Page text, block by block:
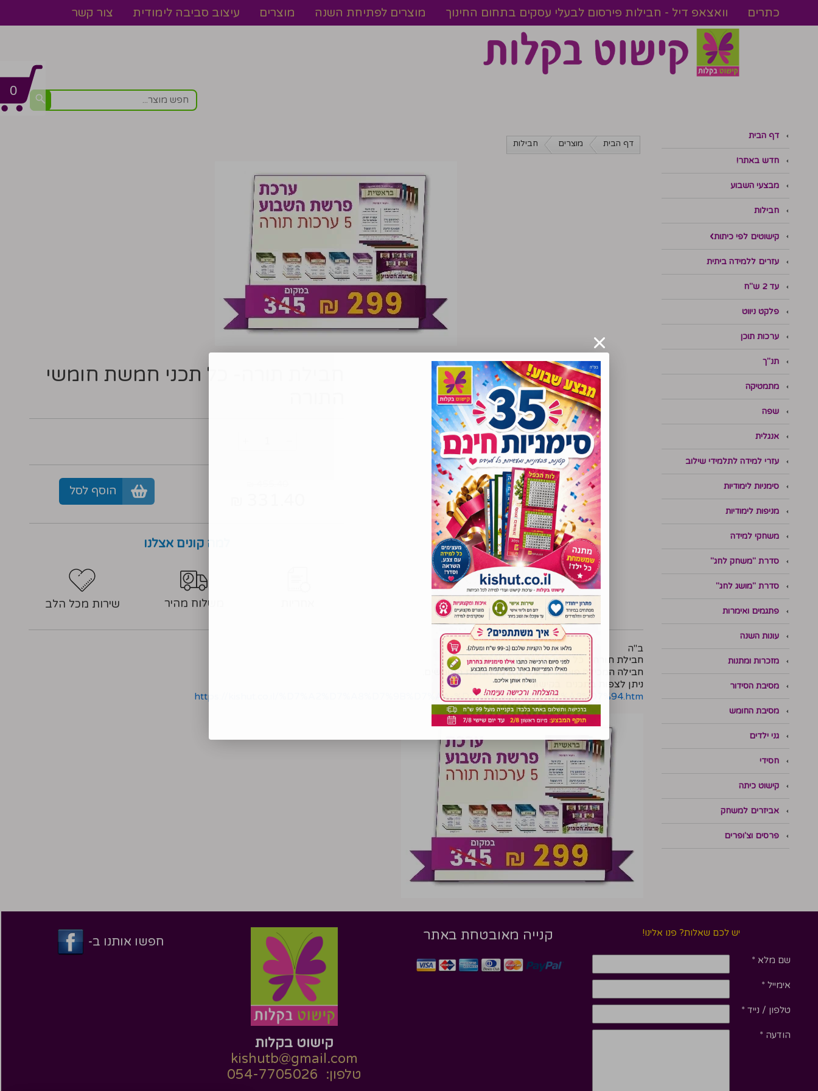
כתרים וואצאפ דיל - חבילות פירסום לבעלי עסקים בתחום החינוך מוצרים לפתיחת השנה מוצרים עיצוב סביבה לימודית צור קשר
דף הבית מוצרים חבילות
חבילת תורה- כל תכני חמשת חומשי
הוסף לסל
למה קונים אצלנו
משלוח מהיר שירות מכל הלב
ב''ה
חבילת תורה- כל תכני חמשת חומשי התורה
חבילה המכילה פוסטרים של תכני כל חמשת החומשים.
ניתן לצפות בתכנים בקישור:
https://kishut.co.il/%D7%A2%D7%A8%D7%9B%D7%AA-%D7%AA%D7%95%D7%A8%D7%94.htm
דף הבית
חדש באתר!
מבצעי השבוע
חבילות
קישוטים לפי כיתות
עזרים ללמידה ביתית
עד 2 ש"ח
פלקט ניווט
ערכות תוכן
תנ"ך
מתמטיקה
שפה
אנגלית
עזרי למידה לתלמידי שילוב
סימניות לימודיות
מניפות לימודיות
משחקי למידה
סדרת "משחק לחג"
סדרת "מושג לחג"
פתגמים ואימרות
עונות השנה
מזכרות ומתנות
מסיבת הסידור
מסיבת החומש
גני ילדים
חסידי
קישוט כיתה
אביזרים למשחק
פרסים וצ'ופרים
יש לכם שאלות? פנו אלינו!
שם מלא *
אימייל *
טלפון / נייד *
הודעה *
קנייה מאובטחת באתר
קישוט בקלות
kishutb@gmail.com
טלפון: 054-7705026
חפשו אותנו ב-
0